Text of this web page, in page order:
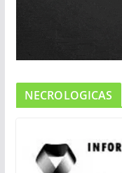
NECROLOGICAS